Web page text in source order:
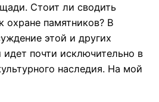
Стоит ли сводить
охране памятников? В
этой и других
почти исключительно в
наследия. На мой